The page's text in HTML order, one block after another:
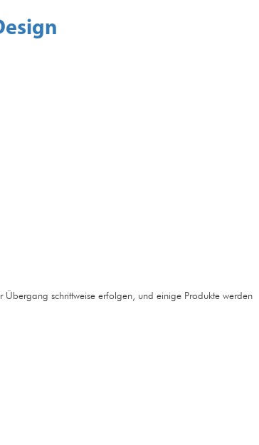
Übergang schrittweise erfolgen, und einige Produkte werden